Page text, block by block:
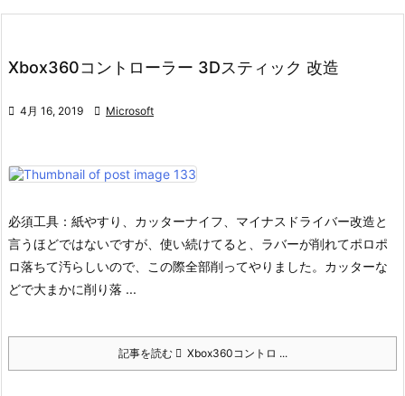
Xbox360コントローラー 3Dスティック 改造
 4月 16, 2019  Microsoft
必須工具：紙やすり、カッターナイフ、マイナスドライバー改造と
言うほどではないですが、 使い続けてると、ラバーが削れてポロポ
ロ落ちて汚らしいので、この際全部削ってやりました。 カッターな
どで大まかに削り落 ...
記事を読む Xbox360コントロ ...